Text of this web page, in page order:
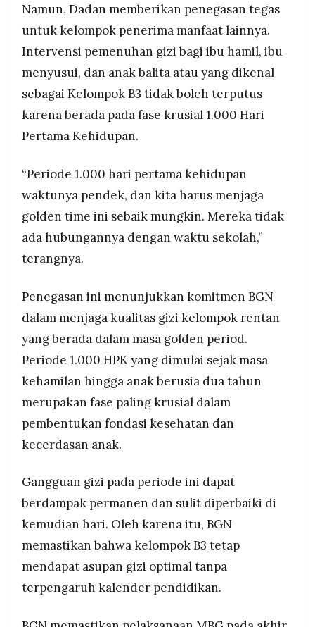
Namun, Dadan memberikan penegasan tegas
untuk kelompok penerima manfaat lainnya.
Intervensi pemenuhan gizi bagi ibu hamil, ibu
menyusui, dan anak balita atau yang dikenal
sebagai Kelompok B3 tidak boleh terputus
karena berada pada fase krusial 1.000 Hari
Pertama Kehidupan.
“Periode 1.000 hari pertama kehidupan
waktunya pendek, dan kita harus menjaga
golden time ini sebaik mungkin. Mereka tidak
ada hubungannya dengan waktu sekolah,”
terangnya.
Penegasan ini menunjukkan komitmen BGN
dalam menjaga kualitas gizi kelompok rentan
yang berada dalam masa golden period.
Periode 1.000 HPK yang dimulai sejak masa
kehamilan hingga anak berusia dua tahun
merupakan fase paling krusial dalam
pembentukan fondasi kesehatan dan
kecerdasan anak.
Gangguan gizi pada periode ini dapat
berdampak permanen dan sulit diperbaiki di
kemudian hari. Oleh karena itu, BGN
memastikan bahwa kelompok B3 tetap
mendapat asupan gizi optimal tanpa
terpengaruh kalender pendidikan.